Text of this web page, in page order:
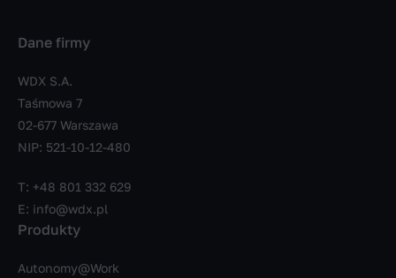
Dane firmy
WDX S.A.
Taśmowa 7
02-677 Warszawa
NIP: 521-10-12-480
T: +48 801 332 629
E: info@wdx.pl
Produkty
Autonomy@Work